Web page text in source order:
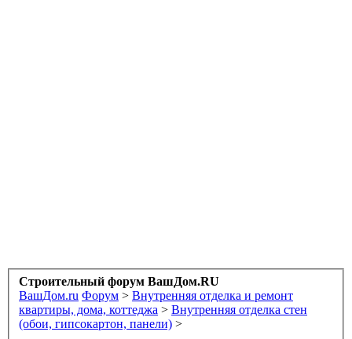
Строительный форум ВашДом.RU
ВашДом.ru Форум > Внутренняя отделка и ремонт
квартиры, дома, коттеджа > Внутренняя отделка стен
(обои, гипсокартон, панели) >